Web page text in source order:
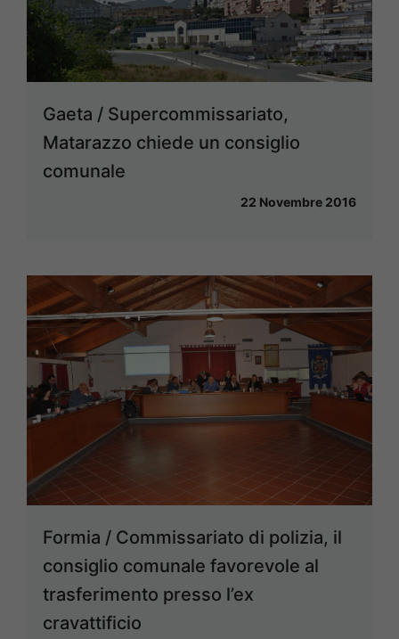
Gaeta / Supercommissariato,
Matarazzo chiede un consiglio
comunale
22 Novembre 2016
Formia / Commissariato di polizia, il
consiglio comunale favorevole al
trasferimento presso l’ex
cravattificio